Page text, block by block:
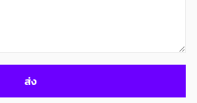
ส่ง